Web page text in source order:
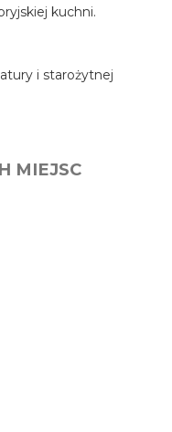
kuchni.
i starożytnej
MIEJSC